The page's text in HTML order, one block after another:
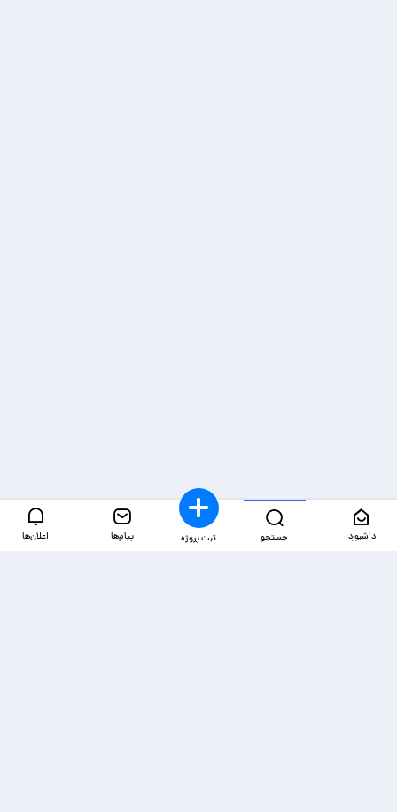
داشبورد جستجو ثبت پروژه پیام‌ها اعلان‌ها